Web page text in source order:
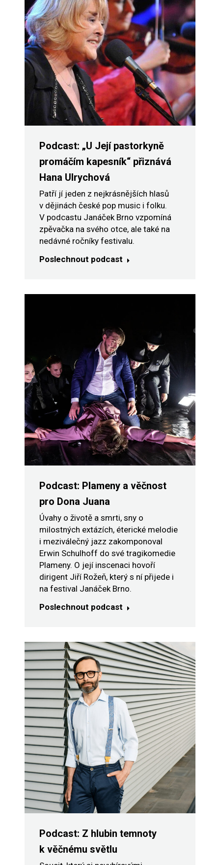
Podcast: „U Její pastorkyně
promáčím kapesník“ přiznává
Hana Ulrychová
Patří jí jeden z nejkrásnějších hlasů
v dějinách české pop music i folku.
V podcastu Janáček Brno vzpomíná
zpěvačka na svého otce, ale také na
nedávné ročníky festivalu.
Poslechnout podcast
Podcast: Plameny a věčnost
pro Dona Juana
Úvahy o životě a smrti, sny o
milostných extázích, éterické melodie
i meziválečný jazz zakomponoval
Erwin Schulhoff do své tragikomedie
Plameny. O její inscenaci hovoří
dirigent Jiří Rožeň, který s ní přijede i
na festival Janáček Brno.
Poslechnout podcast
Podcast: Z hlubin temnoty
k věčnému světlu